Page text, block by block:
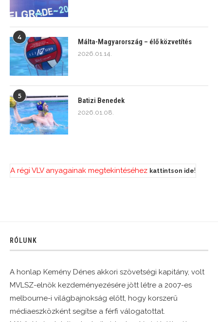
4
Málta-Magyarország – élő közvetítés
2026.01.14.
5
Batizi Benedek
2026.01.08.
A régi VLV anyagainak megtekintéséhez kattintson ide!
RÓLUNK
A honlap Kemény Dénes akkori szövetségi kapitány, volt
MVLSZ-elnök kezdeményezésére jött létre a 2007-es
melbourne-i világbajnokság előtt, hogy korszerű
médiaeszközként segítse a férfi válogatottat.